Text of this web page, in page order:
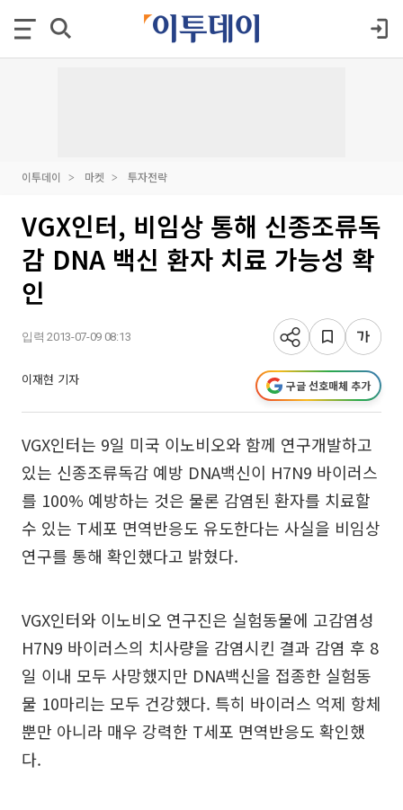
이투데이 마켓 투자전략
VGX인터, 비임상 통해 신종조류독
감 DNA 백신 환자 치료 가능성 확
인
입력 2013-07-09 08:13
이재현 기자 구글 선호매체 추가
VGX인터는 9일 미국 이노비오와 함께 연구개발하고
있는 신종조류독감 예방 DNA백신이 H7N9 바이러스
를 100% 예방하는 것은 물론 감염된 환자를 치료할
수 있는 T세포 면역반응도 유도한다는 사실을 비임상
연구를 통해 확인했다고 밝혔다.
VGX인터와 이노비오 연구진은 실험동물에 고감염성
H7N9 바이러스의 치사량을 감염시킨 결과 감염 후 8
일 이내 모두 사망했지만 DNA백신을 접종한 실험동
물 10마리는 모두 건강했다. 특히 바이러스 억제 항체
뿐만 아니라 매우 강력한 T세포 면역반응도 확인했
다.